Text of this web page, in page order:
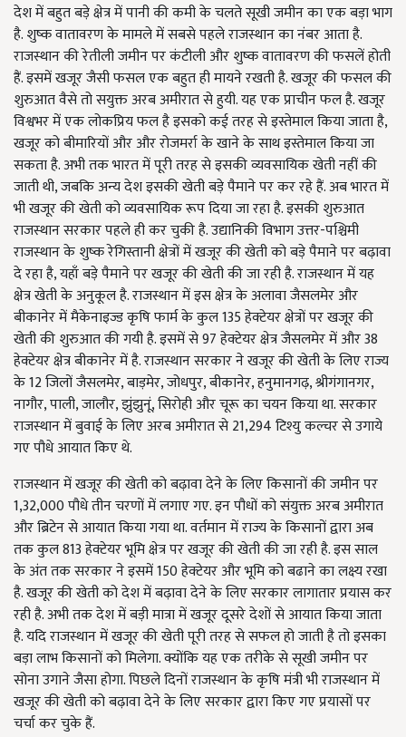
देश में बहुत बड़े क्षेत्र में पानी की कमी के चलते सूखी जमीन का एक बड़ा भाग
है. शुष्क वातावरण के मामले में सबसे पहले राजस्थान का नंबर आता है.
राजस्थान की रेतीली जमीन पर कंटीली और शुष्क वातावरण की फसलें होती
हैं. इसमें खजूर जैसी फसल एक बहुत ही मायने रखती है. खजूर की फसल की
शुरुआत वैसे तो सयुक्त अरब अमीरात से हुयी. यह एक प्राचीन फल है. खजूर
विश्वभर में एक लोकप्रिय फल है इसको कई तरह से इस्तेमाल किया जाता है,
खजूर को बीमारियों और और रोजमर्रा के खाने के साथ इस्तेमाल किया जा
सकता है. अभी तक भारत में पूरी तरह से इसकी व्यवसायिक खेती नहीं की
जाती थी, जबकि अन्य देश इसकी खेती बड़े पैमाने पर कर रहे हैं. अब भारत में
भी खजूर की खेती को व्यवसायिक रूप दिया जा रहा है. इसकी शुरुआत
राजस्थान सरकार पहले ही कर चुकी है. उद्यानिकी विभाग उत्तर-पश्चिमी
राजस्थान के शुष्क रेगिस्तानी क्षेत्रों में खजूर की खेती को बड़े पैमाने पर बढ़ावा
दे रहा है, यहाँ बड़े पैमाने पर खजूर की खेती की जा रही है. राजस्थान में यह
क्षेत्र खेती के अनुकूल है. राजस्थान में इस क्षेत्र के अलावा जैसलमेर और
बीकानेर में मैकेनाइज्ड कृषि फार्म के कुल 135 हेक्टेयर क्षेत्रों पर खजूर की
खेती की शुरुआत की गयी है. इसमें से 97 हेक्टेयर क्षेत्र जैसलमेर में और 38
हेक्टेयर क्षेत्र बीकानेर में है. राजस्थान सरकार ने खजूर की खेती के लिए राज्य
के 12 जिलों जैसलमेर, बाड़मेर, जोधपुर, बीकानेर, हनुमानगढ़, श्रीगंगानगर,
नागौर, पाली, जालौर, झुंझुनूं, सिरोही और चूरू का चयन किया था. सरकार
राजस्थान में बुवाई के लिए अरब अमीरात से 21,294 टिश्यु कल्चर से उगाये
गए पौधे आयात किए थे.
राजस्थान में खजूर की खेती को बढ़ावा देने के लिए किसानों की जमीन पर
1,32,000 पौधे तीन चरणों में लगाए गए. इन पौधों को संयुक्त अरब अमीरात
और ब्रिटेन से आयात किया गया था. वर्तमान में राज्य के किसानों द्वारा अब
तक कुल 813 हेक्टेयर भूमि क्षेत्र पर खजूर की खेती की जा रही है. इस साल
के अंत तक सरकार ने इसमें 150 हेक्टेयर और भूमि को बढाने का लक्ष्य रखा
है. खजूर की खेती को देश में बढ़ावा देने के लिए सरकार लागातार प्रयास कर
रही है. अभी तक देश में बड़ी मात्रा में खजूर दूसरे देशों से आयात किया जाता
है. यदि राजस्थान में खजूर की खेती पूरी तरह से सफल हो जाती है तो इसका
बड़ा लाभ किसानों को मिलेगा. क्योंकि यह एक तरीके से सूखी जमीन पर
सोना उगाने जैसा होगा. पिछले दिनों राजस्थान के कृषि मंत्री भी राजस्थान में
खजूर की खेती को बढ़ावा देने के लिए सरकार द्वारा किए गए प्रयासों पर
चर्चा कर चुके हैं.